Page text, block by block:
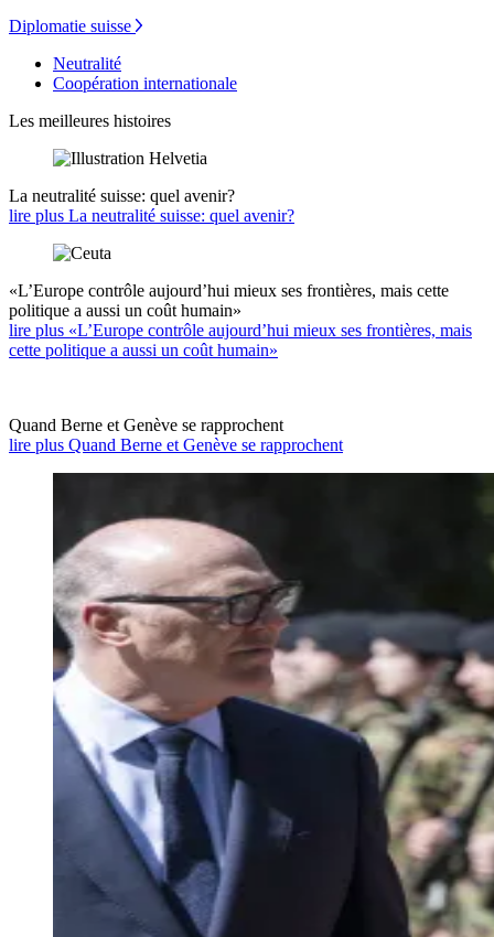
Diplomatie suisse
Neutralité
Coopération internationale
Les meilleures histoires
La neutralité suisse: quel avenir?
lire plus La neutralité suisse: quel avenir?
«L’Europe contrôle aujourd’hui mieux ses frontières, mais cette
politique a aussi un coût humain»
lire plus «L’Europe contrôle aujourd’hui mieux ses frontières, mais
cette politique a aussi un coût humain»
Quand Berne et Genève se rapprochent
lire plus Quand Berne et Genève se rapprochent